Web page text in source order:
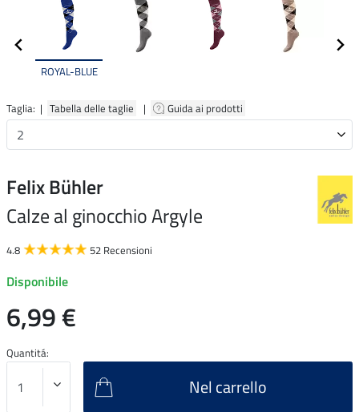
ROYAL-BLUE
Taglia: | Tabella delle taglie | Guida ai prodotti
Felix Bühler
Calze al ginocchio Argyle
4.8 52 Recensioni
Disponibile
6,99 €
Quantitá:
Nel carrello